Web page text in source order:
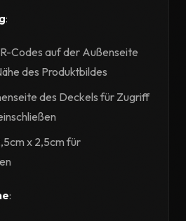
:
Codes auf der Außenseite
des Produktbildes
des Deckels für Zugriff
x 2,5cm für
: